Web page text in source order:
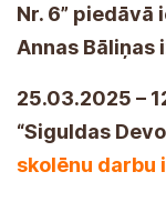
Nr. 6”
Annas Bāliņas
25.03.2025 –
“Siguldas
skolēnu darbu